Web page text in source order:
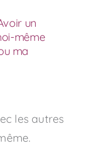
un
même
ma
les autres